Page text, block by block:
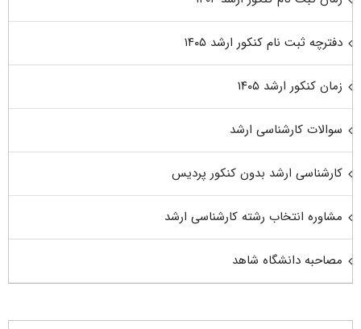
دفترچه ثبت نام کنکور ارشد ۱۴۰۵
زمان کنکور ارشد ۱۴۰۵
سوالات کارشناسی ارشد
کارشناسی ارشد بدون کنکور پردیس
مشاوره انتخاب رشته کارشناسی ارشد
مصاحبه دانشگاه شاهد